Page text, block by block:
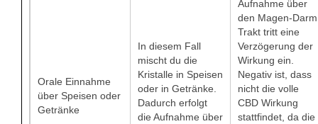
Orale Einnahme
über Speisen oder
Getränke
In diesem Fall
mischt du die
Kristalle in Speisen
oder in Getränke.
Dadurch erfolgt
die Aufnahme über
Aufnahme über
den Magen-Darm
Trakt tritt eine
Verzögerung der
Wirkung ein.
Negativ ist, dass
nicht die volle
CBD Wirkung
stattfindet, da die